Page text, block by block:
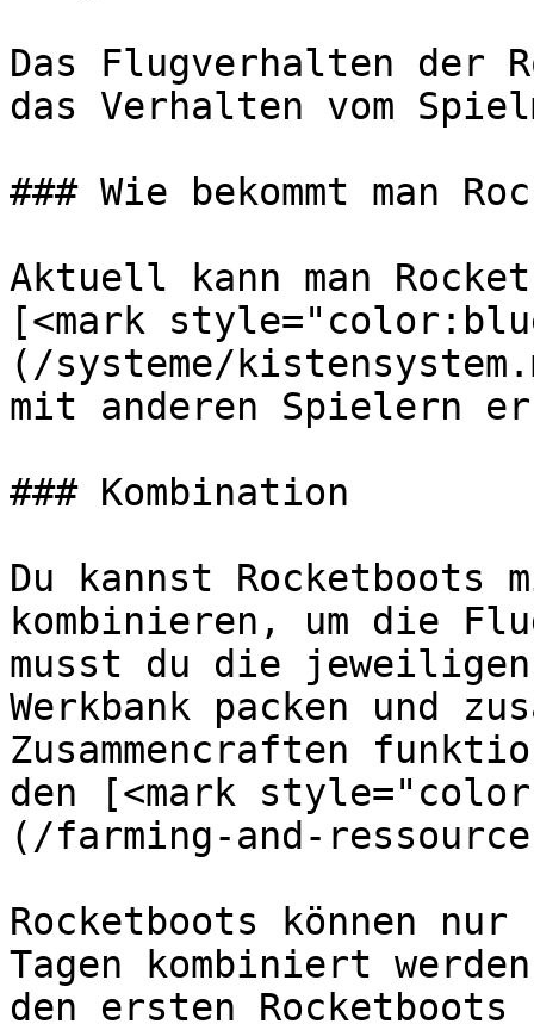
Das Flugverhalten der
das Verhalten vom
### Wie bekommt man
Aktuell kann man
[<mark
(/systeme/
mit anderen Spielern
### Kombination
Du kannst Rocketboots
kombinieren, um die
musst du die
Werkbank packen und
Zusammencraften
den [<mark
(/farming-and-
Rocketboots können
Tagen kombiniert